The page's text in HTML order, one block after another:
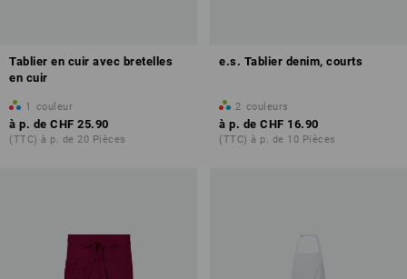
Tablier en cuir avec bretelles
en cuir
1 couleur
à p. de CHF 25.90
(TTC) à p. de 20 Pièces
e.s. Tablier denim, courts
2 couleurs
à p. de CHF 16.90
(TTC) à p. de 10 Pièces